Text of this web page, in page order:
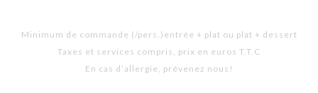
Minimum de commande (/pers.)entrée + plat ou plat + dessert
Taxes et services compris, prix en euros T.T.C
En cas d’allergie, prévenez nous!